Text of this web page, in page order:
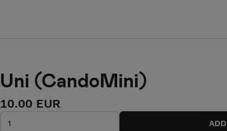
Uni (CandoMini)
10.00 EUR